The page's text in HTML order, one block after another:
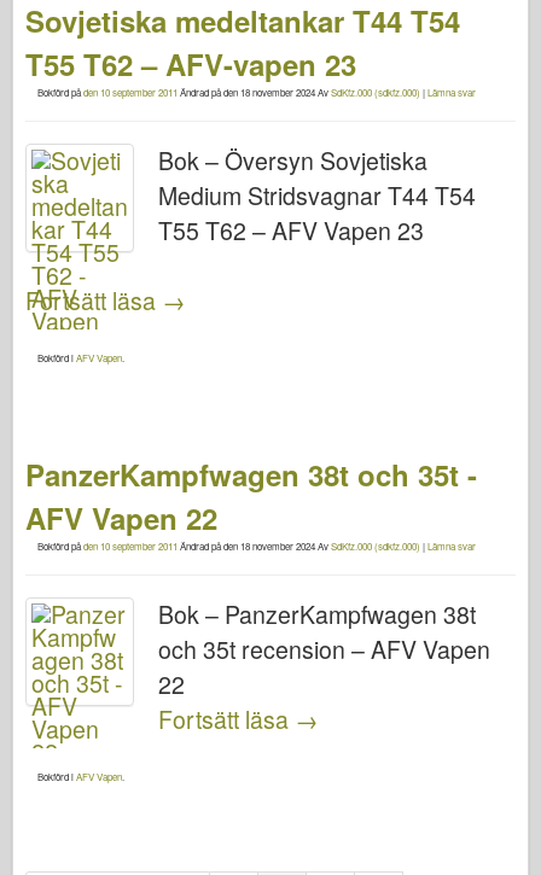
Sovjetiska medeltankar T44 T54
T55 T62 – AFV-vapen 23
Bokförd påden 10 september 2011 Ändrad påden 18 november 2024AvSdKfz.000 (sdkfz.000) |Lämna svar
Bok – Översyn Sovjetiska
Medium Stridsvagnar T44 T54
T55 T62 – AFV Vapen 23
Fortsätt läsa →
Bokförd iAFV Vapen
PanzerKampfwagen 38t och 35t -
AFV Vapen 22
Bokförd påden 10 september 2011 Ändrad påden 18 november 2024AvSdKfz.000 (sdkfz.000) |Lämna svar
Bok – PanzerKampfwagen 38t
och 35t recension – AFV Vapen
22
Fortsätt läsa →
Bokförd iAFV Vapen